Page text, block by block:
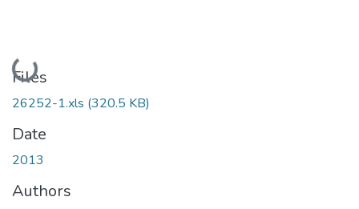
Loading...
Files
26252-1.xls (320.5 KB)
Date
2013
Authors